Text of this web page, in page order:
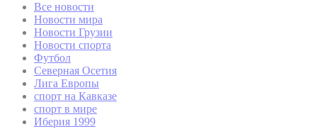
Все новости
Новости мира
Новости Грузии
Новости спорта
Футбол
Северная Осетия
Лига Европы
спорт на Кавказе
спорт в мире
Иберия 1999